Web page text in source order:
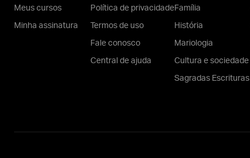
Meus cursos
Minha assinatura
Política de privacidade
Termos de uso
Fale conosco
Central de ajuda
Família
História
Mariologia
Cultura e sociedade
Sagradas Escrituras